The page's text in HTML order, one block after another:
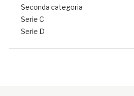
Seconda categoria
Serie C
Serie D